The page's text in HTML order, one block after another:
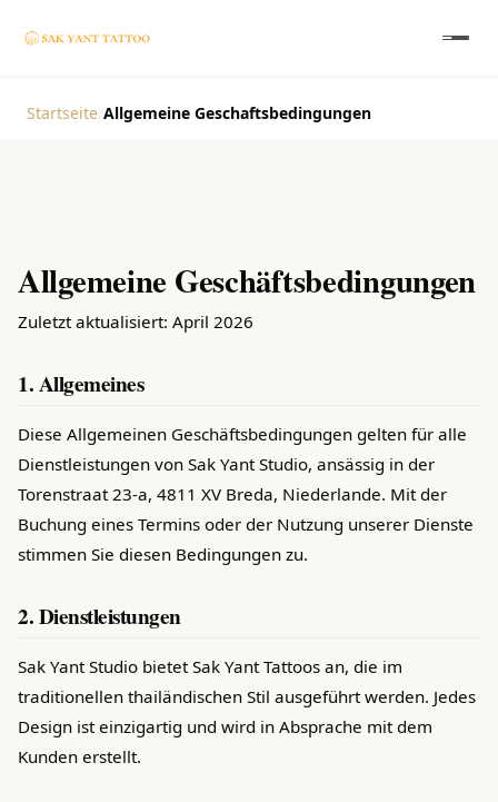
Startseite Allgemeine Geschaftsbedingungen
Allgemeine Geschäftsbedingungen
Zuletzt aktualisiert: April 2026
1. Allgemeines
Diese Allgemeinen Geschäftsbedingungen gelten für alle
Dienstleistungen von Sak Yant Studio, ansässig in der
Torenstraat 23-a, 4811 XV Breda, Niederlande. Mit der
Buchung eines Termins oder der Nutzung unserer Dienste
stimmen Sie diesen Bedingungen zu.
2. Dienstleistungen
Sak Yant Studio bietet Sak Yant Tattoos an, die im
traditionellen thailändischen Stil ausgeführt werden. Jedes
Design ist einzigartig und wird in Absprache mit dem
Kunden erstellt.